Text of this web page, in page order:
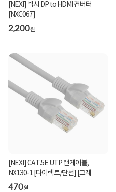
[NEXI] 넥시 DP to HDMI 컨버터
[NXC067]
2,200원
[NEXI] CAT.5E UTP 랜케이블,
NX130-1 [다이렉트/단선] [그레
이/1.5m]
470원